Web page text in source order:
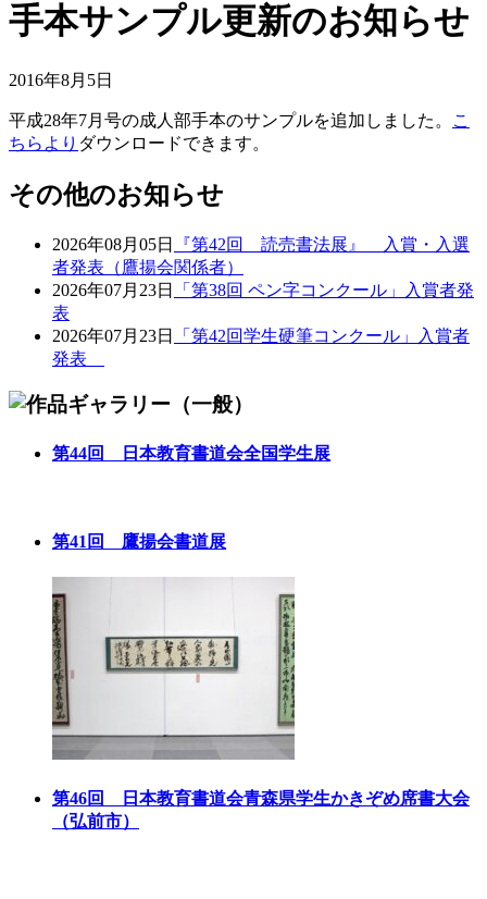
手本サンプル更新のお知らせ
2016年8月5日
平成28年7月号の成人部手本のサンプルを追加しました。
こ
ちらより ダウンロードできます。
その他のお知らせ
2026年08月05日
『第42回 読売書法展』 入賞・入選
者発表（鷹揚会関係者）
2026年07月23日
「第38回 ペン字コンクール」入賞者発
表
2026年07月23日
「第42回学生硬筆コンクール」入賞者
発表
第44回 日本教育書道会全国学生展
第41回 鷹揚会書道展
第46回 日本教育書道会青森県学生かきぞめ席書大会
（弘前市）